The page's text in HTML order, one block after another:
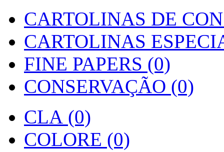
CARTOLINAS DE
CARTOLINAS
FINE PAPERS (0)
CONSERVAÇÃO (0)
CLA (0)
COLORE (0)